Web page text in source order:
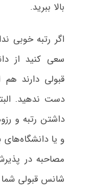
بالا ببرید.
اگر رتبه خوبی
سعی کنید از
قبولی دارند
دست ندهید.
داشتن رتبه و
و یا
مصاحبه در
شانس قبولی شما